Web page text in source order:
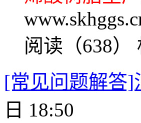
阅读（638）
[常见问题解答]
日 18:50